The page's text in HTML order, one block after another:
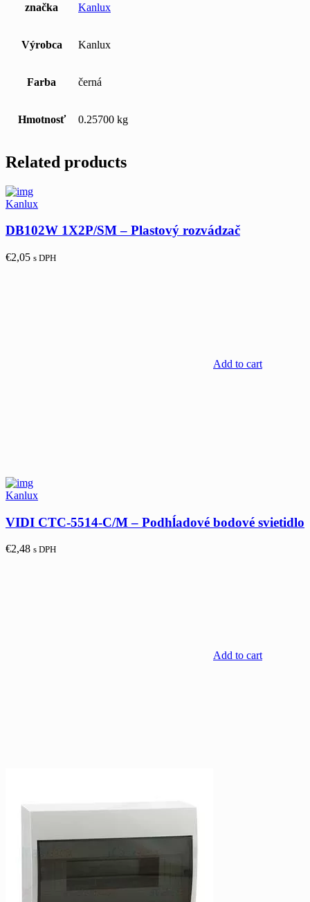
značka Kanlux
Výrobca Kanlux
Farba černá
Hmotnosť 0.25700 kg
Related products
Kanlux
DB102W 1X2P/SM – Plastový rozvádzač
€2,05 s DPH
Add to cart
Kanlux
VIDI CTC-5514-C/M – Podhĺadové bodové svietidlo
€2,48 s DPH
Add to cart